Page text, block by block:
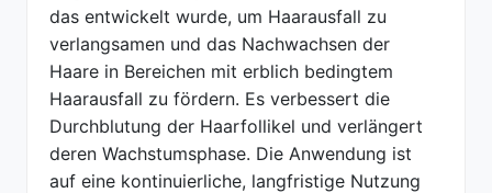
das entwickelt wurde, um Haarausfall zu
verlangsamen und das Nachwachsen der
Haare in Bereichen mit erblich bedingtem
Haarausfall zu fördern. Es verbessert die
Durchblutung der Haarfollikel und verlängert
deren Wachstumsphase. Die Anwendung ist
auf eine kontinuierliche, langfristige Nutzung